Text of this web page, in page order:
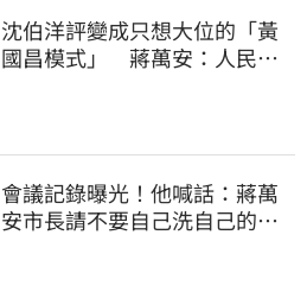
沈伯洋評變成只想大位的「黃
國昌模式」 蔣萬安：人民受
會議記錄曝光！他喊話：蔣萬
安市長請不要自己洗自己的記